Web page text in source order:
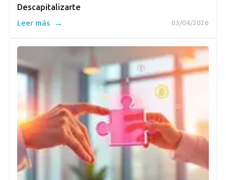
Descapitalizarte
03/04/2026
Leer más →